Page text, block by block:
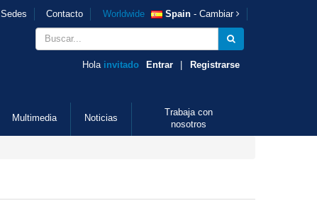
Sedes Contacto Worldwide Spain- Cambiar
Hola invitado Entrar Registrarse
Multimedia Noticias
Trabaja con
nosotros